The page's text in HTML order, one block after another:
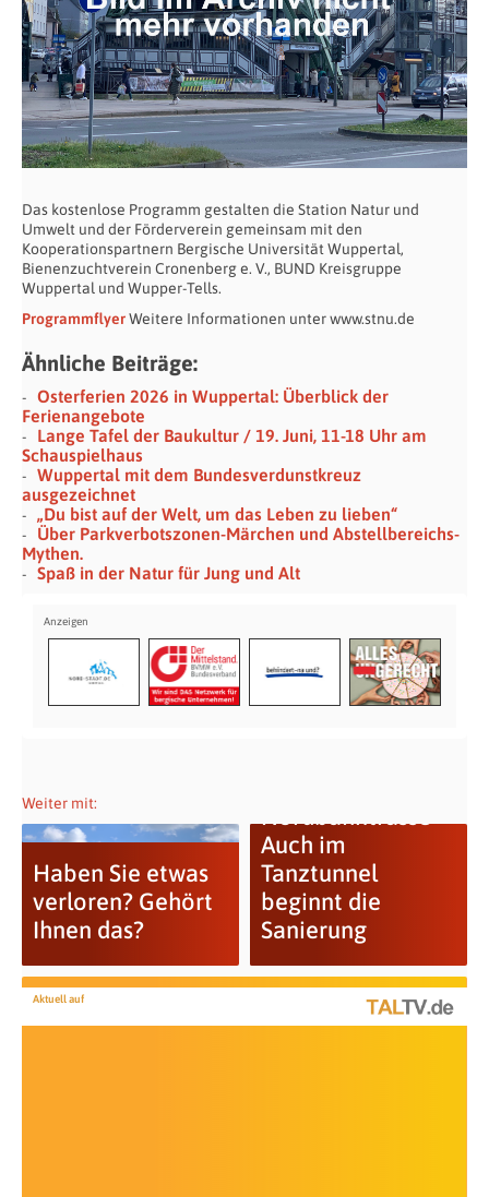
Das kostenlose Programm gestalten die Station Natur und
Umwelt und der Förderverein gemeinsam mit den
Kooperationspartnern Bergische Universität Wuppertal,
Bienenzuchtverein Cronenberg e. V., BUND Kreisgruppe
Wuppertal und Wupper-Tells.
ProgrammflyerWeitere Informationen unter www.stnu.de
Ähnliche Beiträge:
Osterferien 2026 in Wuppertal: Überblick der
Ferienangebote
Lange Tafel der Baukultur / 19. Juni, 11-18 Uhr am
Schauspielhaus
Wuppertal mit dem Bundesverdunstkreuz
ausgezeichnet
„Du bist auf der Welt, um das Leben zu lieben“
Über Parkverbotszonen-Märchen und Abstellbereichs-
Mythen.
Spaß in der Natur für Jung und Alt
Weiter mit:
Haben Sie etwas
verloren? Gehört
Ihnen das?
Nordbahntrasse –
Auch im
Tanztunnel
beginnt die
Sanierung
Aktuell auf